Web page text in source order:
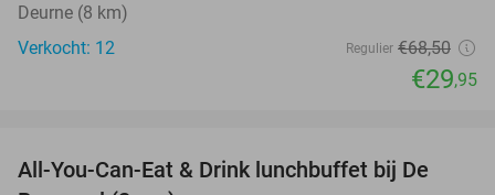
Deurne (8 km)
Verkocht: 12
Regulier €68,50
€29,95
43%
All-You-Can-Eat & Drink lunchbuffet bij De